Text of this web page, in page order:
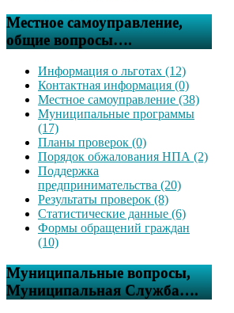
Местное самоуправление,
общие вопросы….
Информация о льготах (12)
Контактная информация (0)
Местное самоуправление (38)
Муниципальные программы
(17)
Планы проверок (0)
Порядок обжалования НПА (2)
Поддержка
предпринимательства (20)
Результаты проверок (8)
Статистические данные (6)
Формы обращений граждан
(10)
Муниципальные вопросы,
Муниципальная Служба….